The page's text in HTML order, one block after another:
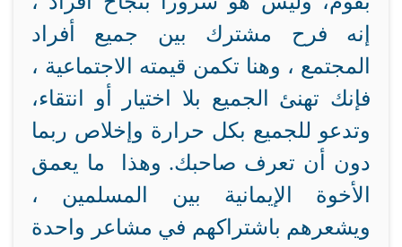
إنه فرح مشترك بين جميع أفراد
المجتمع ، وهنا تكمن قيمته الاجتماعية ،
فإنك تهنئ الجميع بلا اختيار أو انتقاء،
وتدعو للجميع بكل حرارة وإخلاص ربما
دون أن تعرف صاحبك. وهذا ما يعمق
الأخوة الإيمانية بين المسلمين ،
ويشعرهم باشتراكهم في مشاعر واحدة